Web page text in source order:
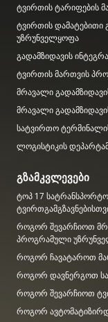
ტვირთის ტარიფების
ტვირთის დამატებითი
უზრუნველყოფა
გადამზიდავის
ტვირთის მართვის
მრავალი
მრავალი
სატვირთო
ლოგისტიკის
გზამკვლევები
ტოპ 17
როგორ შევარჩიოთ
პროგრამული
როგორ ჩავატაროთ
როგორ დავნერგოთ
როგორ შევარჩიოთ
როგორ